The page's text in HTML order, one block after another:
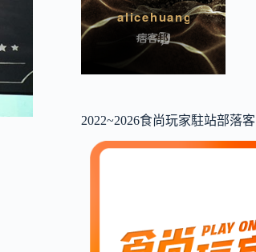
2022~2026食尚玩家駐站部落客